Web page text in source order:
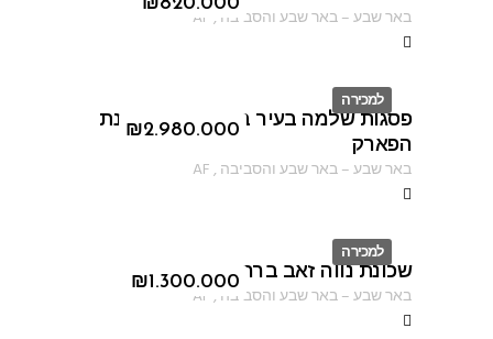
באר שבע–באר שבע והסביבה ,
AF
למכירה
ID
₪2.980.000
פסגות שלמה בעיר באר שבע בשכונת
הפארק
באר שבע–באר שבע והסביבה ,
AF
למכירה
ID
₪1.300.000
שכונת נווה זאב ברחוב פיארברג
באר שבע–באר שבע והסביבה ,
AF